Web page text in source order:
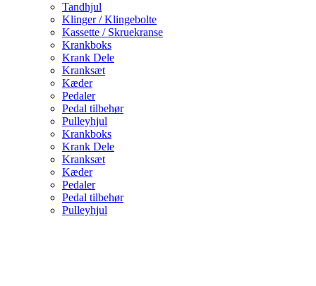
Tandhjul
Klinger / Klingebolte
Kassette / Skruekranse
Krankboks
Krank Dele
Kranksæt
Kæder
Pedaler
Pedal tilbehør
Pulleyhjul
Krankboks
Krank Dele
Kranksæt
Kæder
Pedaler
Pedal tilbehør
Pulleyhjul